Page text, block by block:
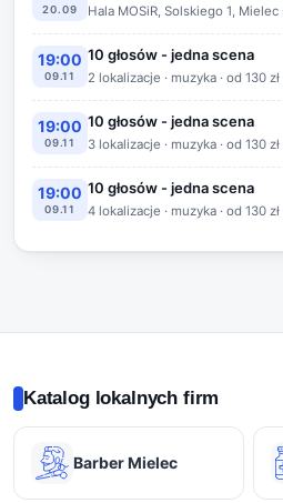
20.09 Hala MOSiR, Solskiego 1, Mielec
19:00
09.11
10 głosów - jedna scena
2 lokalizacje · muzyka · od 130 zł
19:00
09.11
10 głosów - jedna scena
3 lokalizacje · muzyka · od 130 zł
19:00
09.11
10 głosów - jedna scena
4 lokalizacje · muzyka · od 130 zł
Katalog lokalnych firm
Barber Mielec